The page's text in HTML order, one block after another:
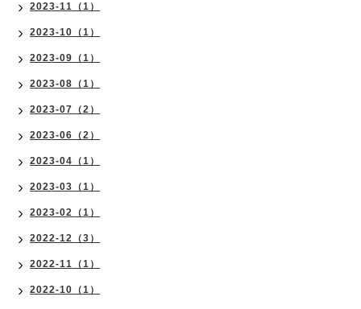
2023-11（1）
2023-10（1）
2023-09（1）
2023-08（1）
2023-07（2）
2023-06（2）
2023-04（1）
2023-03（1）
2023-02（1）
2022-12（3）
2022-11（1）
2022-10（1）